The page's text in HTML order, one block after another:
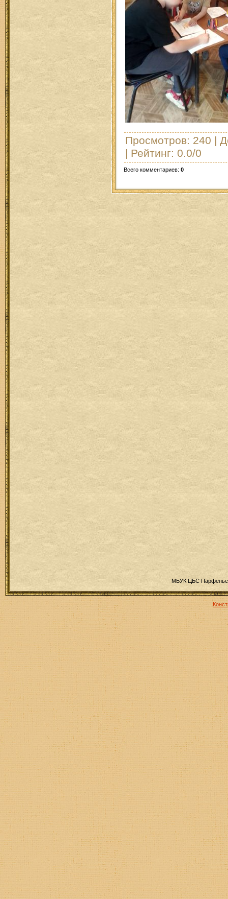
Просмотров: 240 |
| Рейтинг: 0.0/0
Всего комментариев: 0
МБУК ЦБС